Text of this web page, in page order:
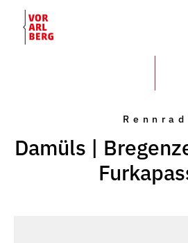
Rennrad
Damüls |